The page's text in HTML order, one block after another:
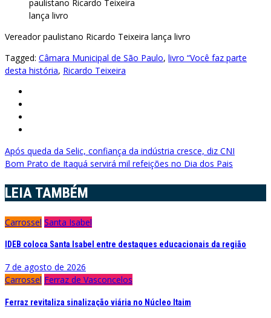
Vereador paulistano Ricardo Teixeira lança livro
Tagged: Câmara Municipal de São Paulo, livro “Você faz parte
desta história, Ricardo Teixeira
Navegação
de
Post
Após queda da Selic, confiança da indústria cresce, diz CNI
Bom Prato de Itaquá servirá mil refeições no Dia dos Pais
LEIA TAMBÉM
Carrossel Santa Isabel
IDEB coloca Santa Isabel entre destaques educacionais da região
7 de agosto de 2026
Carrossel Ferraz de Vasconcelos
Ferraz revitaliza sinalização viária no Núcleo Itaim